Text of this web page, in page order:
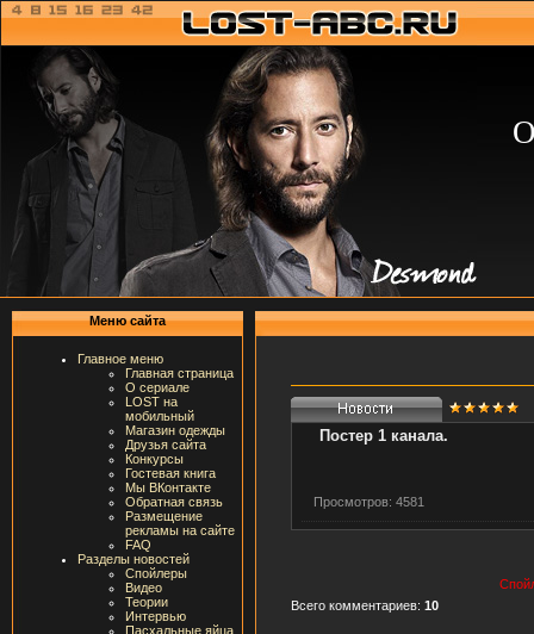
Меню сайта
Главное меню
Главная страница
О сериале
LOST на
мобильный
Магазин одежды
Друзья сайта
Конкурсы
Гостевая книга
Мы ВКонтакте
Обратная связь
Размещение
рекламы на сайте
FAQ
Разделы новостей
Спойлеры
Видео
Теории
Интервью
Пасхальные яйца
Постер 1 канала.
Просмотров: 4581
Всего комментариев: 10